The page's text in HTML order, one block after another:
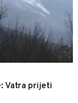
Vatra prijeti